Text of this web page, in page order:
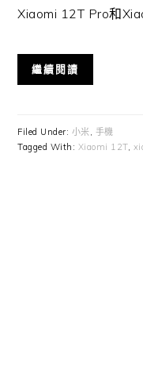
Xiaomi 12T Pro和
繼續閱讀
Filed Under: 小米 手機
Tagged With: Xiaomi 12T,